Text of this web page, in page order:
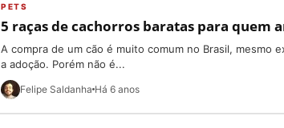
PETS
5 raças de cachorros baratas para quem
A compra de um cão é muito comum no Brasil, mesmo
a adoção. Porém não é...
Felipe Saldanha Há 6 anos